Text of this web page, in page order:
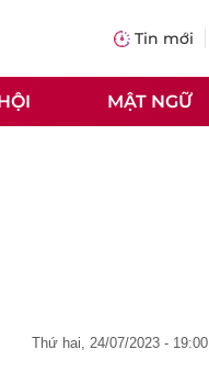
Tin mới
MẬT NGỮ
thứ hai, 24/07/2023 - 19:00